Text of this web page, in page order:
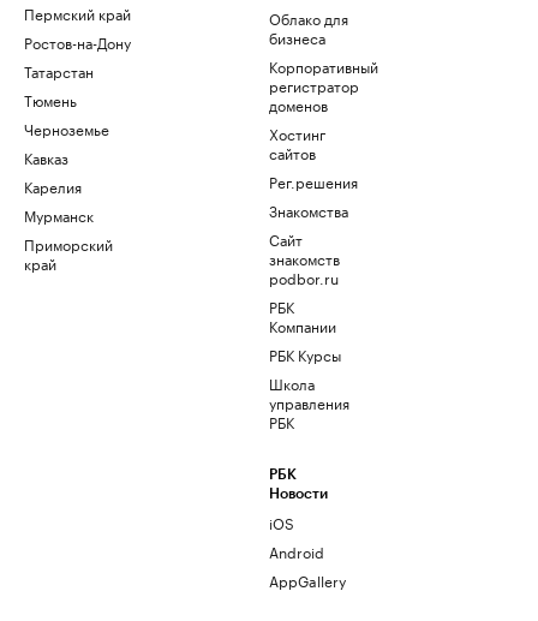
Пермский край
Ростов-на-Дону
Татарстан
Тюмень
Черноземье
Кавказ
Карелия
Мурманск
Приморский
край
Облако для
бизнеса
Корпоративный
регистратор
доменов
Хостинг
сайтов
Рег.решения
Знакомства
Сайт
знакомств
podbor.ru
РБК
Компании
РБК Курсы
Школа
управления
РБК
РБК
Новости
iOS
Android
AppGallery